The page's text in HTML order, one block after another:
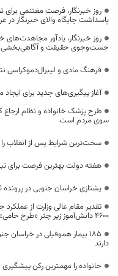
روز خبرنگار، فرصت مغتنمی
پاسداشت جایگاه والای خبرنگار
روز خبرنگار، یادآور
جست‌وجوی حقیقت و آگاهی‌بخشی
فرهنگ مادی و لیبرال‌دموکراسی
آغاز پیگیری‌های جدید برای
طرح پزشک خانواده و نظام
سوی مردم است
سخت‌ترین شرایط پس از انقلاب
هفته دولت بهترین فرصت برای
یشتازی خراسان جنوبی در پرونده
تقدیر مقام عالی وزارت از
۴۶۰۰ دانش‌آموز زیر چتر «طرح حامی»
۱۸۵ بیمار هموفیلی در
دارند
خانواده را مهمترین رکن